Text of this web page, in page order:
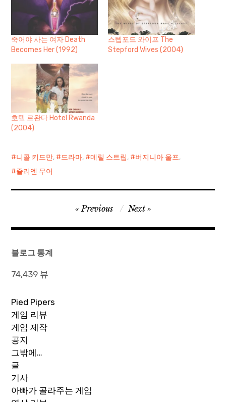
죽어야 사는 여자 Death
Becomes Her (1992)
스텝포드 와이프 The
Stepford Wives (2004)
호텔 르완다 Hotel Rwanda
(2004)
니콜 키드만, 드라마, 메릴 스트립, 버지니아 울프,
쥴리엔 무어
탐
Previous Next
블로그 통계
74,439 뷰
Pied Pipers
게임 리뷰
게임 제작
공지
그밖에…
글
기사
아빠가 골라주는 게임